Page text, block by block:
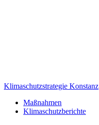
Klimaschutzstrategie Konstanz
Maßnahmen
Klimaschutzberichte